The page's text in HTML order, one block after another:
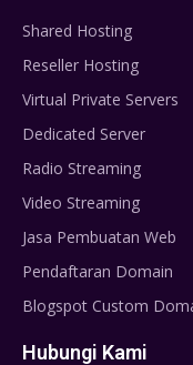
Shared Hosting
Reseller Hosting
Virtual Private Servers
Dedicated Server
Radio Streaming
Video Streaming
Jasa Pembuatan Web
Pendaftaran Domain
Blogspot Custom
Hubungi Kami